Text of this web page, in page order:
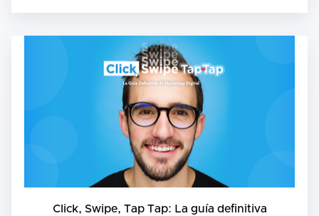
Click, Swipe, Tap Tap: La guía definitiva